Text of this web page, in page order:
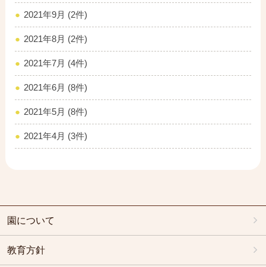
2021年9月 (2件)
2021年8月 (2件)
2021年7月 (4件)
2021年6月 (8件)
2021年5月 (8件)
2021年4月 (3件)
園について
教育方針